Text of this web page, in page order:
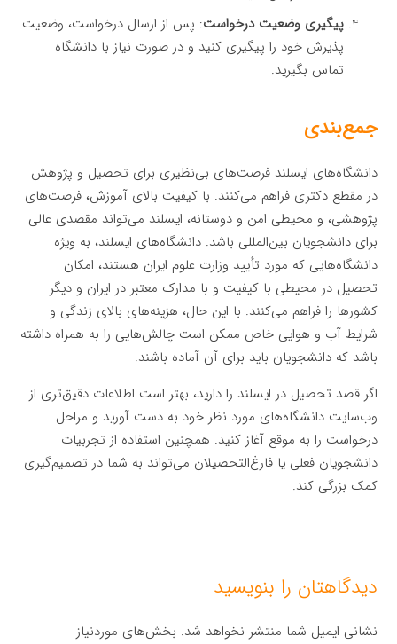
پیگیری وضعیت درخواست: پس از ارسال درخواست، وضعیت
پذیرش خود را پیگیری کنید و در صورت نیاز با دانشگاه
تماس بگیرید.
جمع‌بندی
دانشگاه‌های ایسلند فرصت‌های بی‌نظیری برای تحصیل و پژوهش
در مقطع دکتری فراهم می‌کنند. با کیفیت بالای آموزش، فرصت‌های
پژوهشی، و محیطی امن و دوستانه، ایسلند می‌تواند مقصدی عالی
برای دانشجویان بین‌المللی باشد. دانشگاه‌های ایسلند، به ویژه
دانشگاه‌هایی که مورد تأیید وزارت علوم ایران هستند، امکان
تحصیل در محیطی با کیفیت و با مدارک معتبر در ایران و دیگر
کشورها را فراهم می‌کنند. با این حال، هزینه‌های بالای زندگی و
شرایط آب و هوایی خاص ممکن است چالش‌هایی را به همراه داشته
باشد که دانشجویان باید برای آن آماده باشند.
اگر قصد تحصیل در ایسلند را دارید، بهتر است اطلاعات دقیق‌تری از
وب‌سایت دانشگاه‌های مورد نظر خود به دست آورید و مراحل
درخواست را به موقع آغاز کنید. همچنین استفاده از تجربیات
دانشجویان فعلی یا فارغ‌التحصیلان می‌تواند به شما در تصمیم‌گیری
کمک بزرگی کند.
دیدگاهتان را بنویسید
نشانی ایمیل شما منتشر نخواهد شد. بخش‌های موردنیاز